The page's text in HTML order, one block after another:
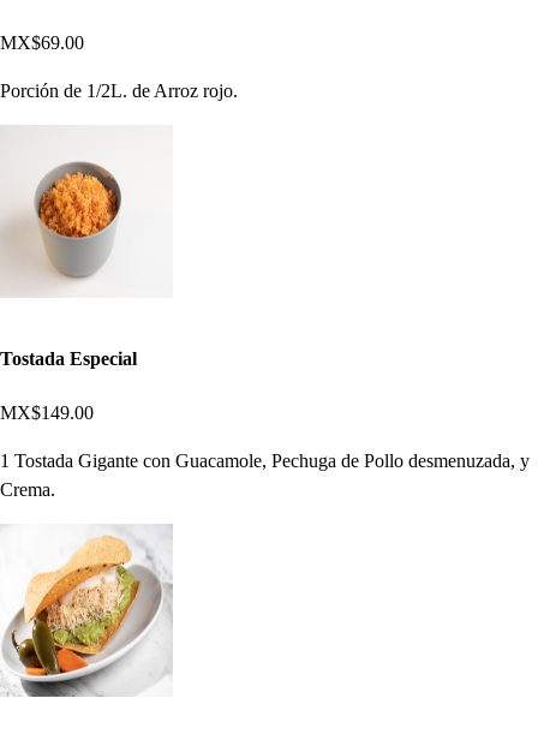
MX$69.00
Porción de 1/2L. de Arroz rojo.
Tostada Especial
MX$149.00
1 Tostada Gigante con Guacamole, Pechuga de Pollo desmenuzada, y
Crema.